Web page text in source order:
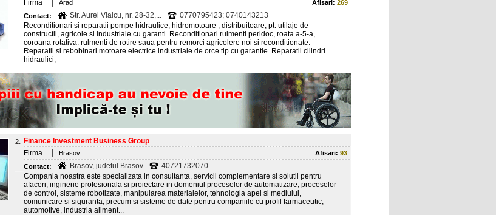
Firma
Arad Afisari: 269
Contact:
Str. Aurel Vlaicu, nr. 28-32,...
0770795423; 0740143213
Reconditionari si reparatii pompe hidraulice, hidromotoare , distribuitoare, pt. utilaje de
constructii, agricole si industriale cu garanti. Reconditionari rulmenti peridoc, roata a-5-a,
coroana rotativa. rulmenti de rotire saua pentru remorci agricolere noi si reconditionate.
Reparatii si rebobinari motoare electrice industriale de orce tip cu garantie. Reparatii cilindri
hidraulici,
2. Finance Investment Business Group
Firma
Brasov Afisari: 93
Contact:
Brasov, judetul Brasov
40721732070
Compania noastra este specializata in consultanta, servicii complementare si solutii pentru
afaceri, inginerie profesionala si proiectare in domeniul proceselor de automatizare, proceselor
de control, sisteme robotizate, manipularea materialelor, tehnologia apei si mediului,
comunicare si siguranta, precum si sisteme de date pentru companiile cu profil farmaceutic,
automotive, industria aliment...